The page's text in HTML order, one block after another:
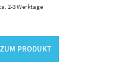
2-3 Werktage
PRODUKT